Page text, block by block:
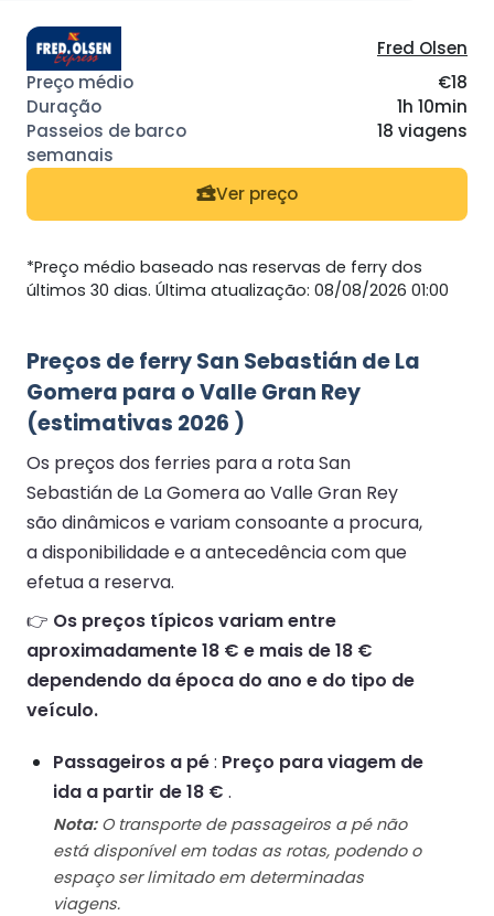
Fred Olsen
€18
1h 10min
18 viagens
Ver preço
*Preço médio baseado nas reservas de ferry dos
últimos 30 dias. Última atualização: 08/08/2026 01:00
Preços de ferry San Sebastián de La
Gomera para o Valle Gran Rey
(estimativas 2026 )
Os preços dos ferries para a rota San
Sebastián de La Gomera ao Valle Gran Rey
são dinâmicos e variam consoante a procura,
a disponibilidade e a antecedência com que
efetua a reserva.
👉 Os preços típicos variam entre
aproximadamente 18 € e mais de 18 €
dependendo da época do ano e do tipo de
veículo.
Passageiros a pé: Preço para viagem de
ida a partir de 18 € .
Nota:O transporte de passageiros a pé não
está disponível em todas as rotas, podendo o
espaço ser limitado em determinadas
viagens.